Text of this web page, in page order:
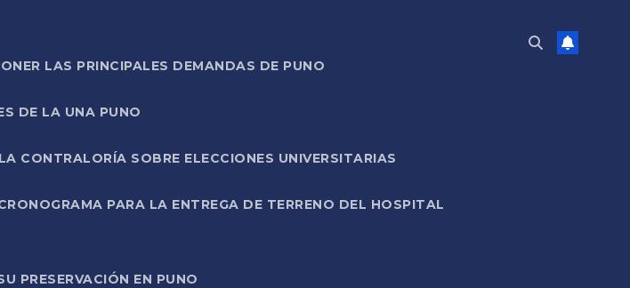
LAS PRINCIPALES DEMANDAS DE PUNO
DE LA UNA PUNO
CONTRALORÍA SOBRE ELECCIONES UNIVERSITARIAS
PARA LA ENTREGA DE TERRENO DEL HOSPITAL
PRESERVACIÓN EN PUNO